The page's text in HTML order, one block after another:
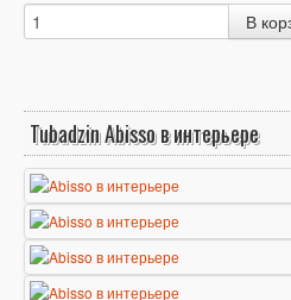
Tubadzin Abisso в интерьере